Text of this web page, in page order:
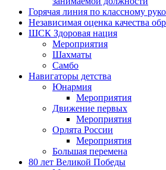
Горячая линия по классному
Независимая оценка качества
ШСК Здоровая нация
Мероприятия
Шахматы
Самбо
Навигаторы детства
Юнармия
Мероприятия
Движение первых
Мероприятия
Орлята России
Мероприятия
Большая перемена
80 лет Великой Победы